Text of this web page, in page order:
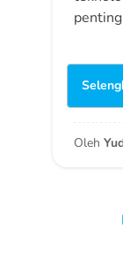
Oleh